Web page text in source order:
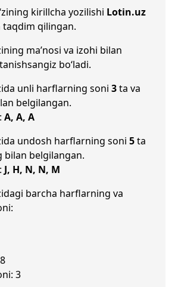
kirillcha yozilishi Lotin.uz
qilingan.
ma’nosi va izohi bilan
bo‘ladi.
unli harflarning soni 3ta va
belgilangan.
A, A, A
undosh harflarning soni 5ta
bilan belgilangan.
J, H, N, N, M
barcha harflarning va
3